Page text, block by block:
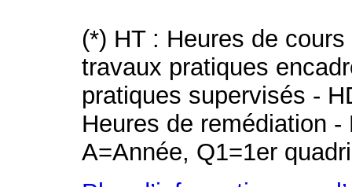
(*) HT : Heures de
travaux pratiques
pratiques supervisés -
Heures de remédiation
A=Année, Q1=1er